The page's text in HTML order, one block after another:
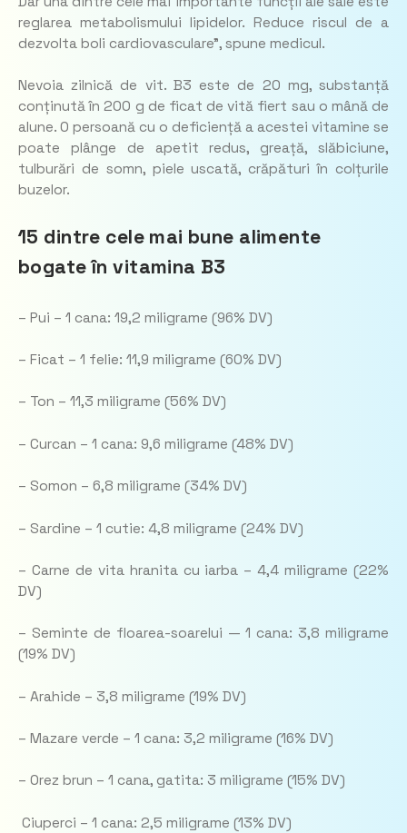
reglarea metabolismului lipidelor. Reduce riscul de a
dezvolta boli cardiovasculare”, spune medicul.
Nevoia zilnică de vit. B3 este de 20 mg, substanță
conținută în 200 g de ficat de vită fiert sau o mână de
alune. O persoană cu o deficiență a acestei vitamine se
poate plânge de apetit redus, greață, slăbiciune,
tulburări de somn, piele uscată, crăpături în colțurile
buzelor.
15 dintre cele mai bune alimente
bogate în vitamina B3
– Pui – 1 cana: 19,2 miligrame (96% DV)
– Ficat – 1 felie: 11,9 miligrame (60% DV)
– Ton – 11,3 miligrame (56% DV)
– Curcan – 1 cana: 9,6 miligrame (48% DV)
– Somon – 6,8 miligrame (34% DV)
– Sardine – 1 cutie: 4,8 miligrame (24% DV)
– Carne de vita hranita cu iarba – 4,4 miligrame (22%
DV)
– Seminte de floarea-soarelui — 1 cana: 3,8 miligrame
(19% DV)
– Arahide – 3,8 miligrame (19% DV)
– Mazare verde – 1 cana: 3,2 miligrame (16% DV)
– Orez brun – 1 cana, gatita: 3 miligrame (15% DV)
Ciuperci – 1 cana: 2,5 miligrame (13% DV)